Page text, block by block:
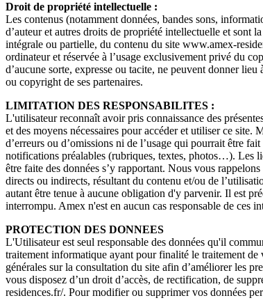
Droit de propriété intellectuelle :
Les contenus (notamment données, bandes sons,
d’auteur et autres droits de propriété intellectuelle et sont
intégrale ou partielle, du contenu du site www.amex-
ordinateur et réservée à l’usage exclusivement privé du
d’aucune sorte, expresse ou tacite, ne peuvent donner
ou copyright de ses partenaires.
LIMITATION DES RESPONSABILITES :
L'utilisateur reconnaît avoir pris connaissance des
et des moyens nécessaires pour accéder et utiliser ce
d’erreurs ou d’omissions ni de l’usage qui pourrait être
notifications préalables (rubriques, textes, photos…). Les
être faite des données s’y rapportant. Nous vous
directs ou indirects, résultant du contenu et/ou de
autant être tenue à aucune obligation d'y parvenir. Il est
interrompu. Amex n'est en aucun cas responsable de ces
PROTECTION DES DONNEES
L'Utilisateur est seul responsable des données qu'il
traitement informatique ayant pour finalité le traitement de
générales sur la consultation du site afin d’améliorer les
vous disposez d’un droit d’accès, de rectification, de
residences.fr/. Pour modifier ou supprimer vos données